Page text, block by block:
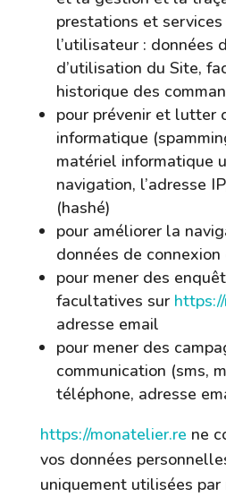
prestations et
l’utilisateur : données
d’utilisation du Site,
historique des
pour prévenir et lutter
informatique
matériel informatique
navigation, l’adresse
(hashé)
pour améliorer la
données de
pour mener des
facultatives sur
adresse email
pour mener des
communication (sms,
téléphone, adresse
https://monatelier.re ne
vos données
uniquement utilisées par